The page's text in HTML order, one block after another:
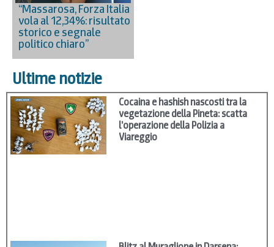
“Massarosa, Forza Italia
vola al 12,34%: risultato
storico e segnale
politico chiaro”
Ultime notizie
Cocaina e hashish nascosti tra la
vegetazione della Pineta: scatta
l’operazione della Polizia a
Viareggio